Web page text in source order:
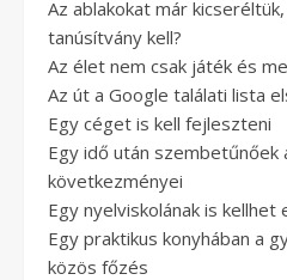
Az ablakokat már
tanúsítvány kell?
Az élet nem csak játék és
Az út a Google találati lista
Egy céget is kell fejleszteni
Egy idő után szembetűnőek
következményei
Egy nyelviskolának is kellhet
Egy praktikus konyhában a
közös főzés